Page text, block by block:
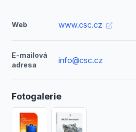
Web www.csc.cz
E-mailová
adresa
info@csc.cz
Fotogalerie